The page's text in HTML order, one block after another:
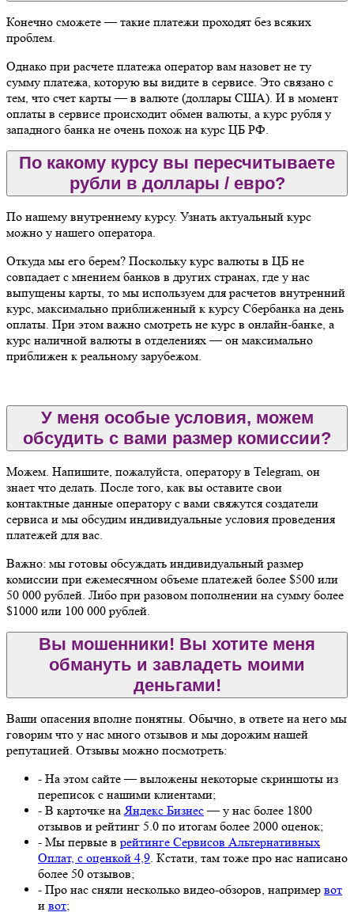
Конечно сможете — такие платежи проходят без всяких
проблем.
Однако при расчете платежа оператор вам назовет не ту
сумму платежа, которую вы видите в сервисе. Это связано с
тем, что счет карты — в валюте (доллары США). И в момент
оплаты в сервисе происходит обмен валюты, а курс рубля у
западного банка не очень похож на курс ЦБ РФ.
По какому курсу вы пересчитываете
рубли в доллары / евро?
По нашему внутреннему курсу. Узнать актуальный курс
можно у нашего оператора.
Откуда мы его берем? Поскольку курс валюты в ЦБ не
совпадает с мнением банков в других странах, где у нас
выпущены карты, то мы используем для расчетов внутренний
курс, максимально приближенный к курсу Сбербанка на день
оплаты. При этом важно смотреть не курс в онлайн-банке, а
курс наличной валюты в отделениях — он максимально
приближен к реальному зарубежом.
У меня особые условия, можем
обсудить с вами размер комиссии?
Можем. Напишите, пожалуйста, оператору в Telegram, он
знает что делать. После того, как вы оставите свои
контактные данные оператору с вами свяжутся создатели
сервиса и мы обсудим индивидуальные условия проведения
платежей для вас.
Важно: мы готовы обсуждать индивидуальный размер
комиссии при ежемесячном объеме платежей более $500 или
50 000 рублей. Либо при разовом пополнении на сумму более
$1000 или 100 000 рублей.
Вы мошенники! Вы хотите меня
обмануть и завладеть моими
деньгами!
Ваши опасения вполне понятны. Обычно, в ответе на него мы
говорим что у нас много отзывов и мы дорожим нашей
репутацией. Отзывы можно посмотреть:
- На этом сайте — выложены некоторые скриншоты из
переписок с нашими клиентами;
- В карточке наЯндекс Бизнес— у нас более 1800
отзывов и рейтинг 5.0 по итогам более 2000 оценок;
- Мы первые в рейтинге Сервисов Альтернативных
Оплат, с оценкой 4,9. Кстати, там тоже про нас написано
более 50 отзывов;
- Про нас сняли несколько видео-обзоров, например вот
и вот;